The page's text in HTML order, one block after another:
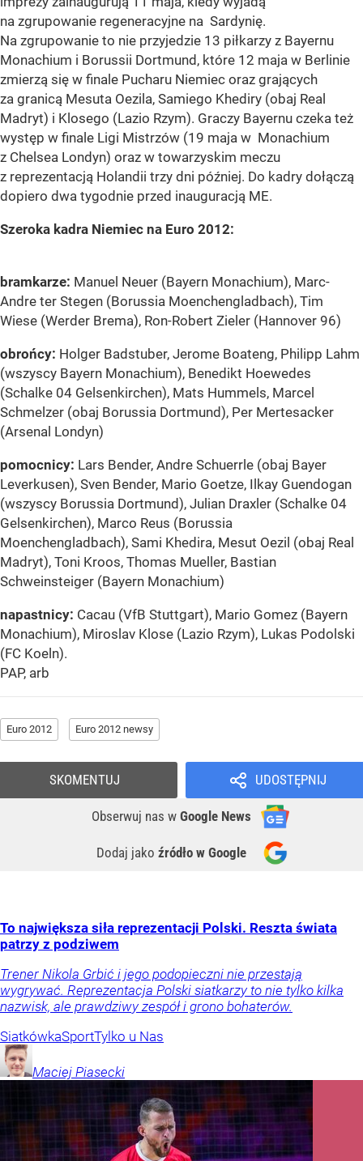
na zgrupowanie regeneracyjne na Sardynię.
Na zgrupowanie to nie przyjedzie 13 piłkarzy z Bayernu
Monachium i Borussii Dortmund, które 12 maja w Berlinie
zmierzą się w finale Pucharu Niemiec oraz grających
za granicą Mesuta Oezila, Samiego Khediry (obaj Real
Madryt) i Klosego (Lazio Rzym). Graczy Bayernu czeka też
występ w finale Ligi Mistrzów (19 maja w Monachium
z Chelsea Londyn) oraz w towarzyskim meczu
z reprezentacją Holandii trzy dni później. Do kadry dołączą
dopiero dwa tygodnie przed inauguracją ME.
Szeroka kadra Niemiec na Euro 2012:
bramkarze: Manuel Neuer (Bayern Monachium), Marc-
Andre ter Stegen (Borussia Moenchengladbach), Tim
Wiese (Werder Brema), Ron-Robert Zieler (Hannover 96)
obrońcy: Holger Badstuber, Jerome Boateng, Philipp Lahm
(wszyscy Bayern Monachium), Benedikt Hoewedes
(Schalke 04 Gelsenkirchen), Mats Hummels, Marcel
Schmelzer (obaj Borussia Dortmund), Per Mertesacker
(Arsenal Londyn)
pomocnicy: Lars Bender, Andre Schuerrle (obaj Bayer
Leverkusen), Sven Bender, Mario Goetze, Ilkay Guendogan
(wszyscy Borussia Dortmund), Julian Draxler (Schalke 04
Gelsenkirchen), Marco Reus (Borussia
Moenchengladbach), Sami Khedira, Mesut Oezil (obaj Real
Madryt), Toni Kroos, Thomas Mueller, Bastian
Schweinsteiger (Bayern Monachium)
napastnicy: Cacau (VfB Stuttgart), Mario Gomez (Bayern
Monachium), Miroslav Klose (Lazio Rzym), Lukas Podolski
(FC Koeln).
PAP, arb
Euro 2012 Euro 2012 newsy
UDOSTĘPNIJ
Obserwuj nas w Google News
Dodaj jako źródło w Google
SKOMENTUJ
To największa siła reprezentacji Polski. Reszta świata
patrzy z podziwem
Trener Nikola Grbić i jego podopieczni nie przestają
wygrywać. Reprezentacja Polski siatkarzy to nie tylko kilka
nazwisk, ale prawdziwy zespół i grono bohaterów.
SiatkówkaSportTylko u Nas
Maciej Piasecki